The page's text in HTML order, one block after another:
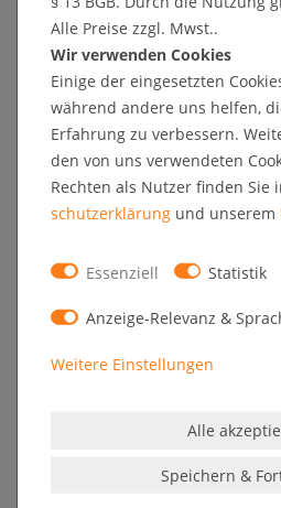
der Aufhängung veranlasst, daher
Anonymous
zufrieden
Verifizierter Kauf
Alles hat super gepasst
Posterleisten
Saubere Verarbeitung, Einspannen der
Alle Preise zzgl. Mwst..
Wir verwenden Cookies
Einige der eingesetzten
während andere uns helfen,
Erfahrung zu verbessern.
den von uns verwendeten
Rechten als Nutzer finden Sie
schutz­erklärung und unserem
Essenziell Statistik
Anzeige-Relevanz &
Weitere Einstellungen
Alle
Speichern &